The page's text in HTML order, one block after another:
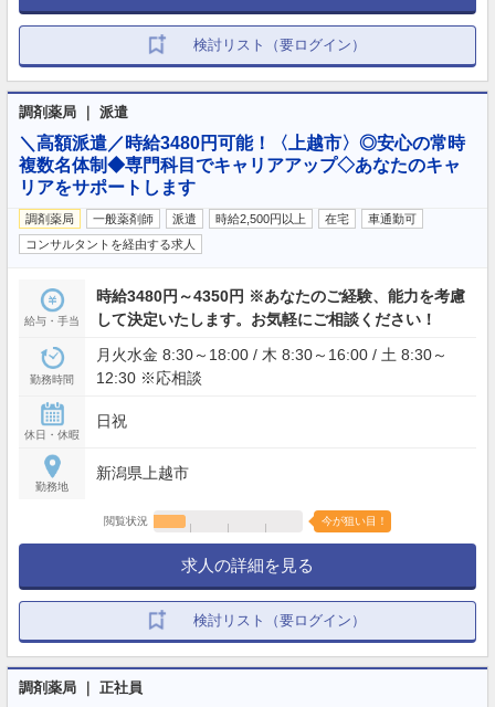
検討リスト（要ログイン）
調剤薬局 ｜ 派遣
＼高額派遣／時給3480円可能！〈上越市〉◎安心の常時
複数名体制◆専門科目でキャリアアップ◇あなたのキャ
リアをサポートします
調剤薬局 一般薬剤師 派遣 時給2,500円以上 在宅
車通勤可
コンサルタントを経由する求人
給与・手当
時給3480円～4350円 ※あなたのご経験、能力を考慮
して決定いたします。お気軽にご相談ください！
勤務時間
月火水金 8:30～18:00 / 木 8:30～16:00 / 土 8:30～
12:30 ※応相談
休日・休暇
日祝
勤務地
新潟県上越市
閲覧状況 今が狙い目！
求人の詳細を見る
検討リスト（要ログイン）
調剤薬局 ｜ 正社員